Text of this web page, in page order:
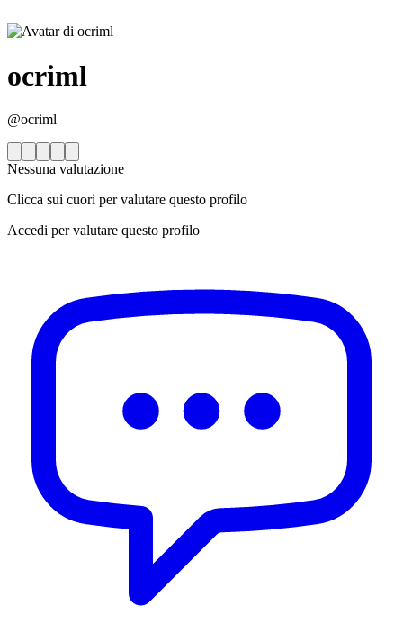
ocriml
@ocriml
Nessuna valutazione
Clicca sui cuori per valutare questo profilo
Accedi per valutare questo profilo